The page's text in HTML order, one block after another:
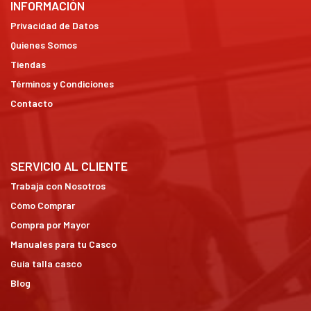
INFORMACIÓN
Privacidad de Datos
Quienes Somos
Tiendas
Términos y Condiciones
Contacto
SERVICIO AL CLIENTE
Trabaja con Nosotros
Cómo Comprar
Compra por Mayor
Manuales para tu Casco
Guía talla casco
Blog